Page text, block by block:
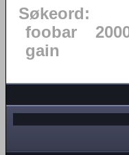
Søkeord:
foobar
gain